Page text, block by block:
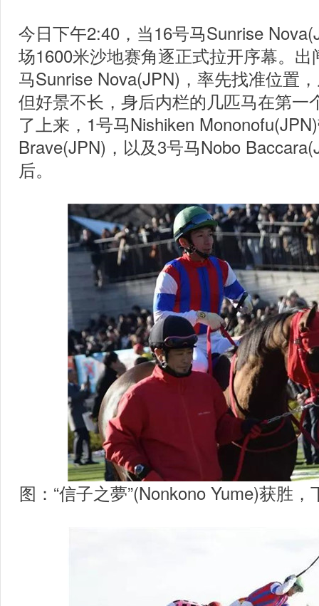
今日下午2:40， 当16号马Sunrise
场1600米沙地赛角逐正式拉开序幕。
马Sunrise Nova(JPN)，率先找准位置
但好景不长，身后内栏的几匹马在第一
了上来，1号马Nishiken
Brave(JPN)，以及3号马Nobo
后。
图：“信子之夢”(Nonkono Yume)获胜